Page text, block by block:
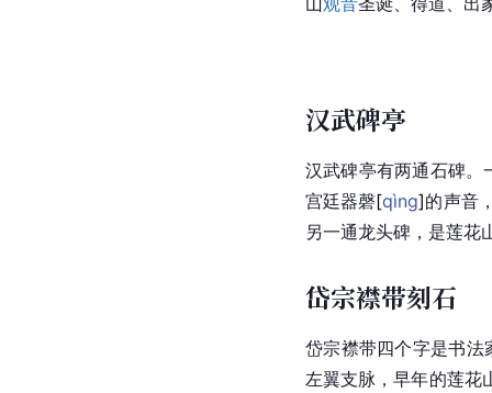
汉武碑亭
汉武碑亭有两通石碑
宫廷器磬[qìng]的声音
另一通龙头碑，是莲花
岱宗襟带刻石
岱宗襟带四个字是书法
左翼支脉，早年的莲花